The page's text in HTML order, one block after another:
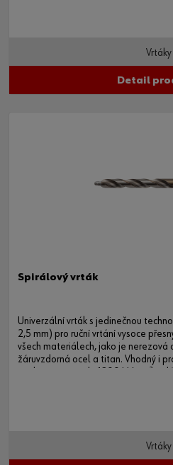
Vrtáky
Detail
Spirálový vrták
Univerzální vrták s jedinečnou
2,5 mm) pro ruční vrtání vysoce
všech materiálech, jako je nerezová
žáruvzdorná ocel a titan. Vhodný i
Vrtáky